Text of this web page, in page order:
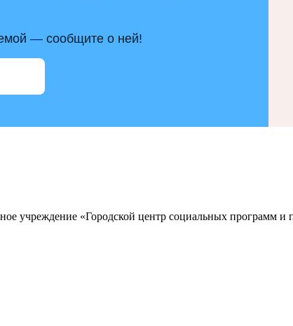
— сообщите о ней!
учреждение «Городской центр социальных